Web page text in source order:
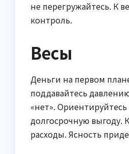
не перегружайтесь. К
контроль.
Весы
Деньги на первом
поддавайтесь
«нет». Ориентируйтесь
долгосрочную выгоду.
расходы. Ясность